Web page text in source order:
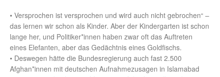
• Versprochen ist versprochen und wird auch nicht gebrochen“ –
das lernen wir schon als Kinder. Aber der Kindergarten ist schon
lange her, und Politiker*innen haben zwar oft das Auftreten
eines Elefanten, aber das Gedächtnis eines Goldfischs.
• Deswegen hätte die Bundesregierung auch fast 2.500
Afghan*innen mit deutschen Aufnahmezusagen in Islamabad